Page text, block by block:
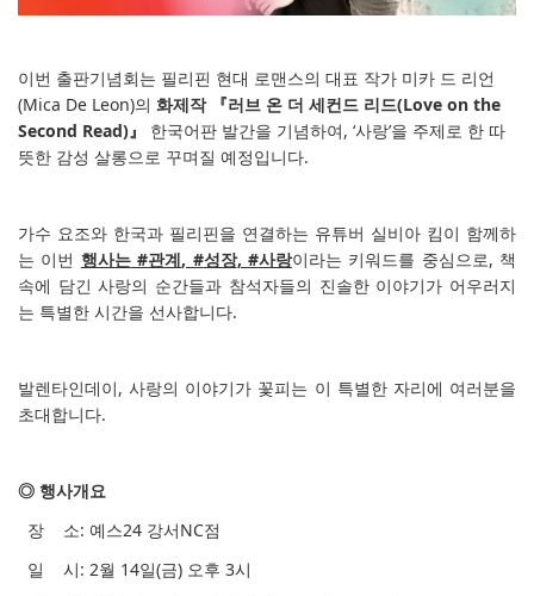
이번 출판기념회는 필리핀 현대 로맨스의 대표 작가 미카 드 리언
(Mica De Leon)의 화제작 『러브 온 더 세컨드 리드(Love on the
Second Read)』 한국어판 발간을 기념하여, ‘사랑’을 주제로 한 따
뜻한 감성 살롱으로 꾸며질 예정입니다.
가수 요조와 한국과 필리핀을 연결하는 유튜버 실비아 킴이 함께하
는 이번 행사는#관계, #성장, #사랑이라는 키워드를 중심으로, 책
속에 담긴 사랑의 순간들과 참석자들의 진솔한 이야기가 어우러지
는 특별한 시간을 선사합니다.
발렌타인데이,사랑의 이야기가 꽃피는 이 특별한 자리에 여러분을
초대합니다.
◎ 행사개요
장 소: 예스24 강서NC점
일
시: 2월 14일(금) 오후 3시